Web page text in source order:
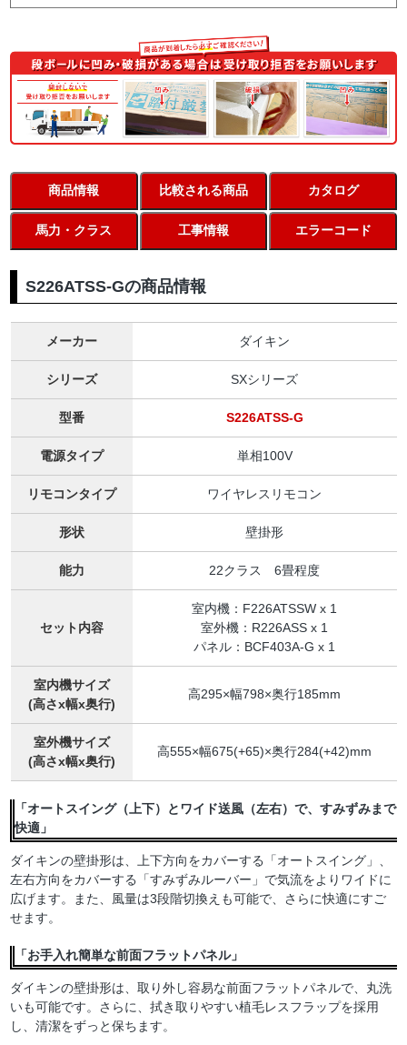
商品情報 比較される商品 カタログ
馬力・クラス 工事情報 エラーコード
S226ATSS-Gの商品情報
メーカー ダイキン
シリーズ SXシリーズ
型番 S226ATSS-G
電源タイプ 単相100V
リモコンタイプ ワイヤレスリモコン
形状 壁掛形
能力 22クラス 6畳程度
セット内容
室内機：F226ATSSW x 1
室外機：R226ASS x 1
パネル：BCF403A-G x 1
室内機サイズ
(高さx幅x奥行)
高295×幅798×奥行185mm
室外機サイズ
(高さx幅x奥行)
高555×幅675(+65)×奥行284(+42)mm
「オートスイング（上下）とワイド送風（左右）で、すみずみまで
快適」
ダイキンの壁掛形は、上下方向をカバーする「オートスイング」、
左右方向をカバーする「すみずみルーバー」で気流をよりワイドに
広げます。また、風量は3段階切換えも可能で、さらに快適にすご
せます。
「お手入れ簡単な前面フラットパネル」
ダイキンの壁掛形は、取り外し容易な前面フラットパネルで、丸洗
いも可能です。さらに、拭き取りやすい植毛レスフラップを採用
し、清潔をずっと保ちます。